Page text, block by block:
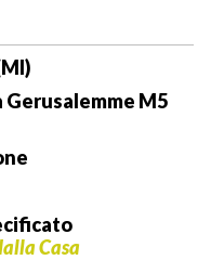
Gerusalemme M5
Casa